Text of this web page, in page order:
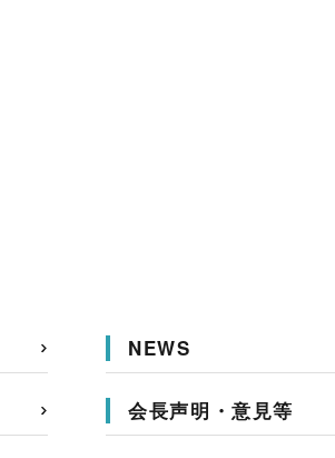
NEWS
会長声明・意見等